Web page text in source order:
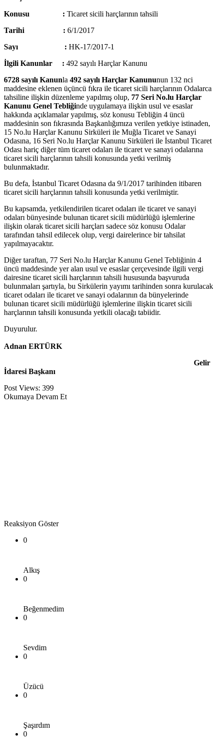
Konusu : Ticaret sicili harçlarının tahsili
Tarihi : 6/1/2017
Sayı : HK-17/2017-1
İlgili Kanunlar : 492 sayılı Harçlar Kanunu
6728 sayılı Kanunla 492 sayılı Harçlar Kanununun 132 nci
maddesine eklenen üçüncü fıkra ile ticaret sicili harçlarının Odalarca
tahsiline ilişkin düzenleme yapılmış olup, 77 Seri No.lu Harçlar
Kanunu Genel Tebliğinde uygulamaya ilişkin usul ve esaslar
hakkında açıklamalar yapılmış, söz konusu Tebliğin 4 üncü
maddesinin son fıkrasında Başkanlığımıza verilen yetkiye istinaden,
15 No.lu Harçlar Kanunu Sirküleri ile Muğla Ticaret ve Sanayi
Odasına, 16 Seri No.lu Harçlar Kanunu Sirküleri ile İstanbul Ticaret
Odası hariç diğer tüm ticaret odaları ile ticaret ve sanayi odalarına
ticaret sicili harçlarının tahsili konusunda yetki verilmiş
bulunmaktadır.
Bu defa, İstanbul Ticaret Odasına da 9/1/2017 tarihinden itibaren
ticaret sicili harçlarının tahsili konusunda yetki verilmiştir.
Bu kapsamda, yetkilendirilen ticaret odaları ile ticaret ve sanayi
odaları bünyesinde bulunan ticaret sicili müdürlüğü işlemlerine
ilişkin olarak ticaret sicili harçları sadece söz konusu Odalar
tarafından tahsil edilecek olup, vergi dairelerince bir tahsilat
yapılmayacaktır.
Diğer taraftan, 77 Seri No.lu Harçlar Kanunu Genel Tebliğinin 4
üncü maddesinde yer alan usul ve esaslar çerçevesinde ilgili vergi
dairesine ticaret sicili harçlarının tahsili hususunda başvuruda
bulunmaları şartıyla, bu Sirkülerin yayımı tarihinden sonra kurulacak
ticaret odaları ile ticaret ve sanayi odalarının da bünyelerinde
bulunan ticaret sicili müdürlüğü işlemlerine ilişkin ticaret sicili
harçlarının tahsili konusunda yetkili olacağı tabiidir.
Duyurulur.
Adnan ERTÜRK
Gelir
İdaresi Başkanı
Post Views: 399
Okumaya Devam Et
Reaksiyon Göster
0
Alkış
0
Beğenmedim
0
Sevdim
0
Üzücü
0
Şaşırdım
0